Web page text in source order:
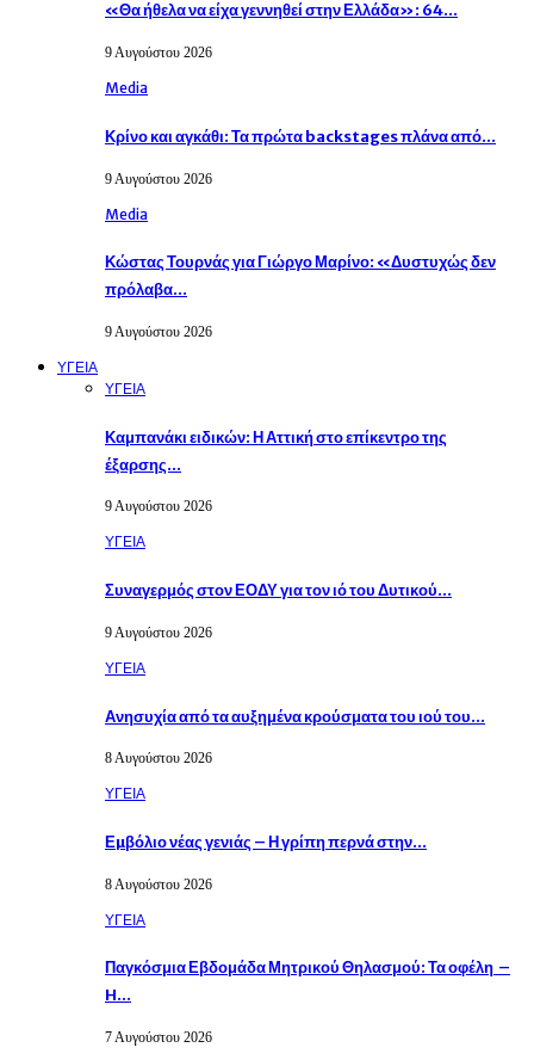
«Θα ήθελα να είχα γεννηθεί στην Ελλάδα»: 64…
9 Αυγούστου 2026
Media
Κρίνο και αγκάθι: Τα πρώτα backstages πλάνα από…
9 Αυγούστου 2026
Media
Κώστας Τουρνάς για Γιώργο Μαρίνο: «Δυστυχώς δεν
πρόλαβα…
9 Αυγούστου 2026
ΥΓΕΙΑ
ΥΓΕΙΑ
Καμπανάκι ειδικών: Η Αττική στο επίκεντρο της
έξαρσης…
9 Αυγούστου 2026
ΥΓΕΙΑ
Συναγερμός στον ΕΟΔΥ για τον ιό του Δυτικού…
9 Αυγούστου 2026
ΥΓΕΙΑ
Ανησυχία από τα αυξημένα κρούσματα του ιού του…
8 Αυγούστου 2026
ΥΓΕΙΑ
Εµβόλιο νέας γενιάς – Η γρίπη περνά στην…
8 Αυγούστου 2026
ΥΓΕΙΑ
Παγκόσμια Εβδομάδα Μητρικού Θηλασμού: Τα οφέλη –
H…
7 Αυγούστου 2026